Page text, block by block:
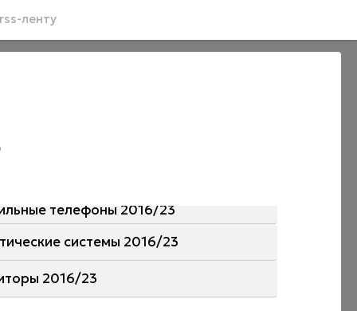
ленту
телефоны 2016/23
системы 2016/23
2016/23